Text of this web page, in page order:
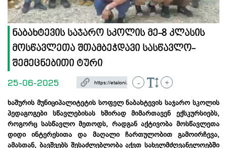
ნაბახტევის საჯარო სკოლის მე-8 კლასის
მოსწავლეთა შთამბეჭდავი სასწავლო-
შემეცნებითი ტური
25-06-2025 - +
ხაშურის მუნიციპალიტეტის სოფელ ნაბახტევის საჯარო სკოლის
პედაგოგები სწავლებისას ხშირად მიმართავენ ექსკურსიებს,
როგორც სასწავლო მეთოდს, რადგან აქტივობა მოსწავლეთა
დიდი ინტერესითა და მაღალი ჩართულობით გამოირჩევა,
ამასთან, ბავშვებს შესაძლებლობა აქვთ სახელმძღვანელოებში